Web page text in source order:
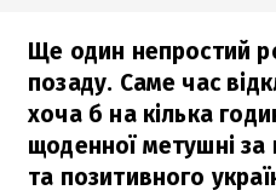
Ще один непростий
позаду. Саме час
хоча б на кілька
щоденної метушні за
та позитивного